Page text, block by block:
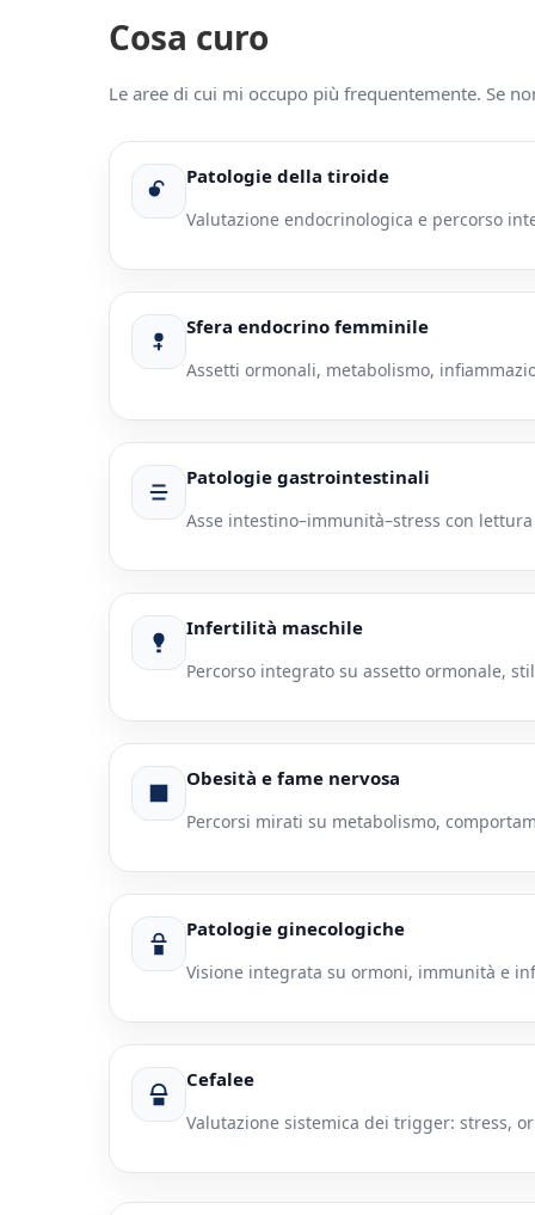
Cosa curo
Le aree di cui mi occupo più frequentemente. Se
Patologie della tiroide
Valutazione endocrinologica e percorso
Sfera endocrino femminile
Assetti ormonali, metabolismo,
Patologie gastrointestinali
Asse intestino–immunità–stress con
Infertilità maschile
Percorso integrato su assetto ormonale,
Obesità e fame nervosa
Percorsi mirati su metabolismo,
Patologie ginecologiche
Visione integrata su ormoni, immunità e
Cefalee
Valutazione sistemica dei trigger: stress,